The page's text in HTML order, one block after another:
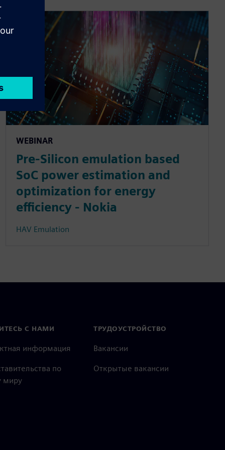
WEBINAR
Pre-Silicon emulation based
SoC power estimation and
optimization for energy
efficiency - Nokia
HAV Emulation
С НАМИ
информация
по
миру
ТРУДОУСТРОЙСТВО
Вакансии
Открытые вакансии